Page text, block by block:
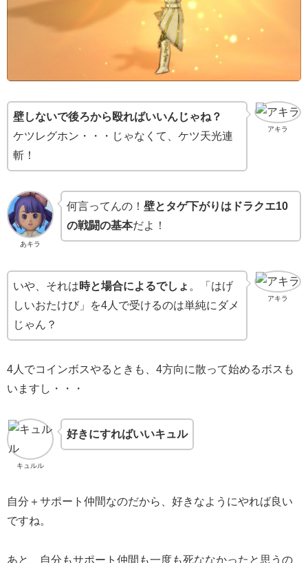
アキラ
壁しないで後ろから殴ればいいんじゃね？
ケツレグホン・・・じゃなくて、ケツ天光連
斬！
あキラ
何言ってんの！壁とタゲ下がりはドラクエ10
の戦闘の基本だよ！
アキラ
いや、それは時と場合によるでしょ 。「はげ
しいおたけび」を4人で受けるのは単純にダメ
じゃん？
4人でコインボスやるときも、4方向に散って始めるボスも
いますし・・・
キュルル
好きにすればいいキュル
自分＋サポート仲間なのだから、好きなようにやれば良い
ですね。
あと、自分もサポート仲間も一度も死ななかったと思うの